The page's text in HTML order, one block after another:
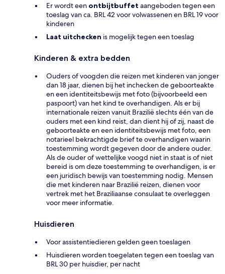
Er wordt een ontbijtbuffet aangeboden tegen een
toeslag van ca. BRL 42 voor volwassenen en BRL 19 voor
kinderen
Laat uitchecken is mogelijk tegen een toeslag
Kinderen & extra bedden
Ouders of voogden die reizen met kinderen van jonger
dan 18 jaar, dienen bij het inchecken de geboorteakte
en een identiteitsbewijs met foto (bijvoorbeeld een
paspoort) van het kind te overhandigen. Als er bij
internationale reizen vanuit Brazilië slechts één van de
ouders met een kind reist, dan dient hij of zij, naast de
geboorteakte en een identiteitsbewijs met foto, een
notarieel bekrachtigde brief te overhandigen waarin
toestemming wordt gegeven door de andere ouder.
Als de ouder of wettelijke voogd niet in staat is of niet
bereid is om deze toestemming te overhandigen, is er
een juridisch bewijs van toestemming nodig. Mensen
die met kinderen naar Brazilië reizen, dienen voor
vertrek met het Braziliaanse consulaat te overleggen
voor meer informatie.
Huisdieren
Voor assistentiedieren gelden geen toeslagen
Huisdieren worden toegelaten tegen een toeslag van
BRL 30 per huisdier, per nacht